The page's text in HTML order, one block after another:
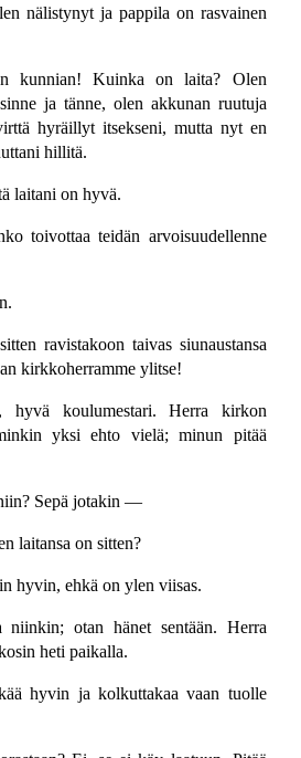
nälistynyt ja pappila on rasvainen
kunnian! Kuinka on laita? Olen
ja tänne, olen akkunan ruutuja
hyräillyt itsekseni, mutta nyt en
hillitä.
laitani on hyvä.
toivottaa teidän arvoisuudellenne
ravistakoon taivas siunaustansa
kirkkoherramme ylitse!
hyvä koulumestari. Herra kirkon
yksi ehto vielä; minun pitää
Sepä jotakin —
laitansa on sitten?
hyvin, ehkä on ylen viisas.
niinkin; otan hänet sentään. Herra
heti paikalla.
hyvin ja kolkuttakaa vaan tuolle